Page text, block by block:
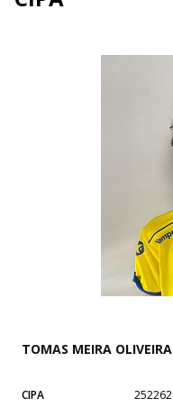
TOMAS MEIRA OLIVEIRA
CIPA
252262